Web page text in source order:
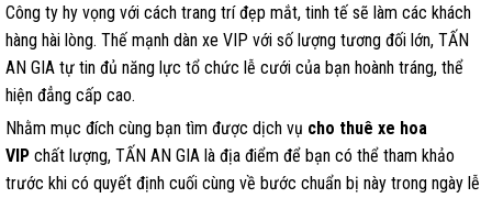
Công ty hy vọng với cách trang trí đẹp mắt, tinh tế sẽ làm các khách
hàng hài lòng. Thế mạnh dàn xe VIP với số lượng tương đối lớn, TẤN
AN GIA tự tin đủ năng lực tổ chức lễ cưới của bạn hoành tráng, thể
hiện đẳng cấp cao.
Nhằm mục đích cùng bạn tìm được dịch vụ cho thuê xe hoa
VIP chất lượng, TẤN AN GIA là địa điểm để bạn có thể tham khảo
trước khi có quyết định cuối cùng về bước chuẩn bị này trong ngày lễ